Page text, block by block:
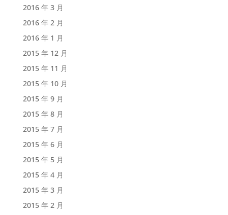
2016 年 3 月
2016 年 2 月
2016 年 1 月
2015 年 12 月
2015 年 11 月
2015 年 10 月
2015 年 9 月
2015 年 8 月
2015 年 7 月
2015 年 6 月
2015 年 5 月
2015 年 4 月
2015 年 3 月
2015 年 2 月